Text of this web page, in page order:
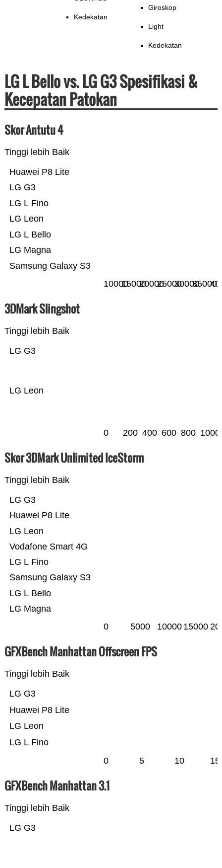
Kedekatan
Giroskop
Light
Kedekatan
LG L Bello vs. LG G3 Spesifikasi &
Kecepatan Patokan
Skor Antutu 4
Tinggi lebih Baik
Samsung Galaxy S3
LG Magna
LG L Bello
LG Leon
LG L Fino
LG G3
Huawei P8 Lite
100001500020000250003000035000
3DMark Slingshot
Tinggi lebih Baik
LG Leon
LG G3
0 200 400 600 800 1000
Skor 3DMark Unlimited IceStorm
Tinggi lebih Baik
LG Magna
LG L Bello
Samsung Galaxy S3
LG L Fino
Vodafone Smart 4G
LG Leon
Huawei P8 Lite
LG G3
0 5000 10000 15000
GFXBench Manhattan Offscreen FPS
Tinggi lebih Baik
LG L Fino
LG Leon
Huawei P8 Lite
LG G3
0 5 10 15
GFXBench Manhattan 3.1
Tinggi lebih Baik
LG G3